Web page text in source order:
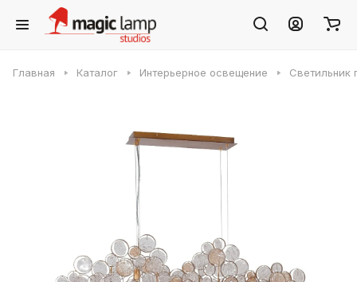
Главная Каталог Интерьерное освещение Светильник